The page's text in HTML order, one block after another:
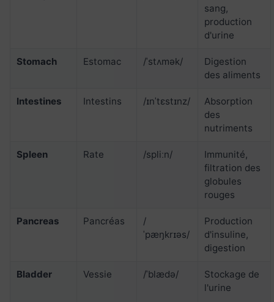
sang,
production
d'urine
Stomach Estomac /ˈstʌmək/
Digestion
des aliments
Intestines Intestins /ɪnˈtɛstɪnz/
Absorption
des
nutriments
Spleen Rate /spliːn/
Immunité,
filtration des
globules
rouges
Pancreas Pancréas
/
ˈpæŋkrɪəs/
Production
d'insuline,
digestion
Bladder Vessie /ˈblædə/
Stockage de
l'urine